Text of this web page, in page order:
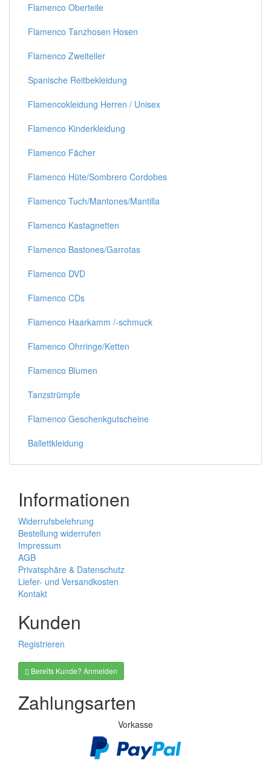
Flamenco Oberteile
Flamenco Tanzhosen Hosen
Flamenco Zweiteiler
Spanische Reitbekleidung
Flamencokleidung Herren / Unisex
Flamenco Kinderkleidung
Flamenco Fächer
Flamenco Hüte/Sombrero Cordobes
Flamenco Tuch/Mantones/Mantilla
Flamenco Kastagnetten
Flamenco Bastones/Garrotas
Flamenco DVD
Flamenco CDs
Flamenco Haarkamm /-schmuck
Flamenco Ohrringe/Ketten
Flamenco Blumen
Tanzstrümpfe
Flamenco Geschenkgutscheine
Ballettkleidung
Informationen
Widerrufsbelehrung
Bestellung widerrufen
Impressum
AGB
Privatsphäre & Datenschutz
Liefer- und Versandkosten
Kontakt
Kunden
Registrieren
Bereits Kunde? Anmelden
Zahlungsarten
Vorkasse